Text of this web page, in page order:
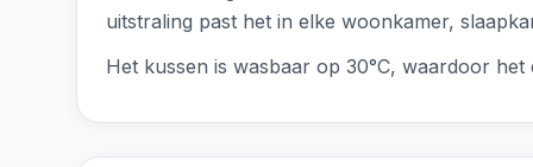
uitstraling past het in elke woonkamer,
Het kussen is wasbaar op 30°C, waardoor